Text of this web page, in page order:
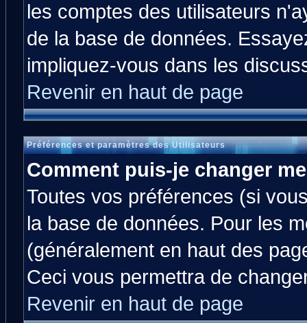
les comptes des utilisateurs
de la base de données.
impliquez-vous dans les
Revenir en haut de page
Préférences et paramètres des Utilisateurs
Comment puis-je changer
Toutes vos préférences (si
la base de données. Pour les
(généralement en haut des
Ceci vous permettra de
Revenir en haut de page